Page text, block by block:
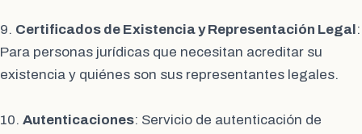
9. Certificados de Existencia y Representación Legal :
Para personas jurídicas que necesitan acreditar su
existencia y quiénes son sus representantes legales.
10. Autenticaciones: Servicio de autenticación de